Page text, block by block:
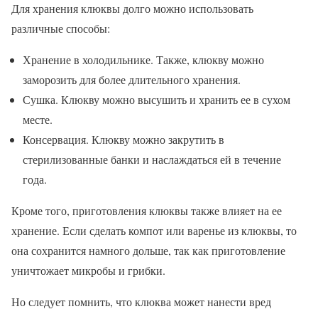
Для хранения клюквы долго можно использовать
различные способы:
Хранение в холодильнике. Также, клюкву можно
заморозить для более длительного хранения.
Сушка. Клюкву можно высушить и хранить ее в сухом
месте.
Консервация. Клюкву можно закрутить в
стерилизованные банки и наслаждаться ей в течение
года.
Кроме того, приготовления клюквы также влияет на ее
хранение. Если сделать компот или варенье из клюквы, то
она сохранится намного дольше, так как приготовление
уничтожает микробы и грибки.
Но следует помнить, что клюква может нанести вред